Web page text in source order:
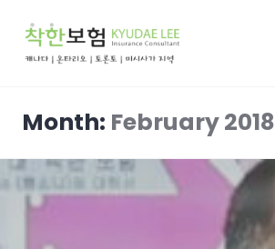
content
Month: February 2018